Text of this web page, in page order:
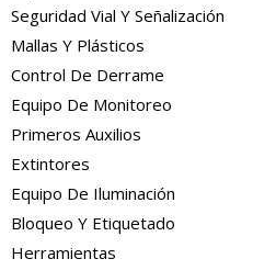
Seguridad Vial Y Señalización
Mallas Y Plásticos
Control De Derrame
Equipo De Monitoreo
Primeros Auxilios
Extintores
Equipo De Iluminación
Bloqueo Y Etiquetado
Herramientas